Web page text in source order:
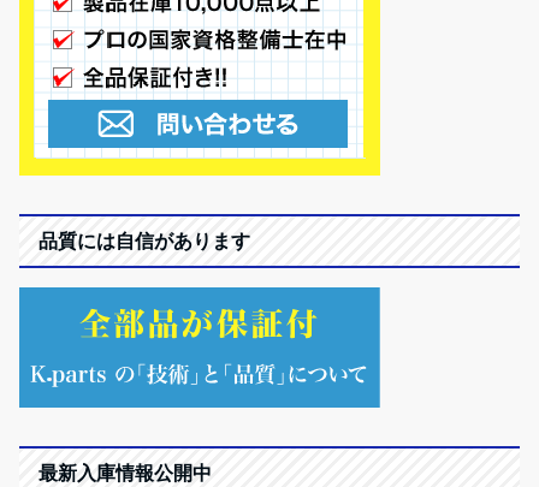
品質には自信があります
最新入庫情報公開中